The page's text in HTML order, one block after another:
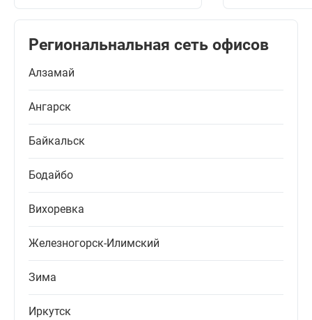
Региональнальная сеть офисов
Алзамай
Ангарск
Байкальск
Бодайбо
Вихоревка
Железногорск-Илимский
Зима
Иркутск